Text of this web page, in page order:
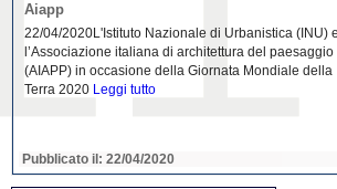
Aiapp
22/04/2020L'Istituto Nazionale di Urbanistica (INU) e
l’Associazione italiana di architettura del paesaggio
(AIAPP) in occasione della Giornata Mondiale della
Terra 2020 Leggi tutto
Pubblicato il: 22/04/2020